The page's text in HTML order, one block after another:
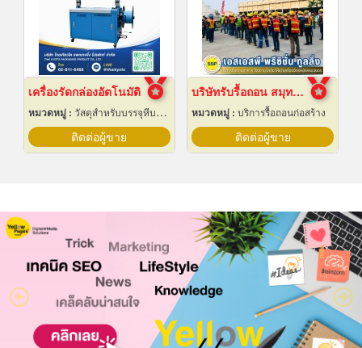
เครื่องรัดกล่องอัตโนมัติ
หมวดหมู่ : วัสดุสำหรับบรรจุหีบห่อเครื่องจักรกล
ติดต่อผู้ขาย
บริษัทรับรื้อถอน สมุทรปราการ
หมวดหมู่ : บริการรื้อถอนก่อสร้าง
ติดต่อผู้ขาย